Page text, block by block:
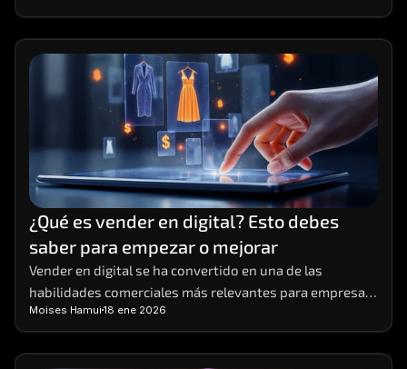
¿Qué es vender en digital? Esto debes
saber para empezar o mejorar
Vender en digital se ha convertido en una de las
habilidades comerciales más relevantes para empresas
y emprendedores que buscan crecimiento sostenible
Moises Hamui 18 ene 2026